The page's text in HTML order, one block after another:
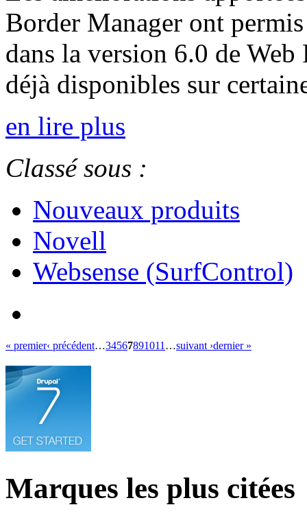
Border Manager ont
dans la version 6.0 de
déjà disponibles sur
en lire plus
Classé sous :
Nouveaux produits
Novell
Websense (SurfControl)
« premier‹ précédent…34567891011 …suivant ›dernier »
Marques les plus citées